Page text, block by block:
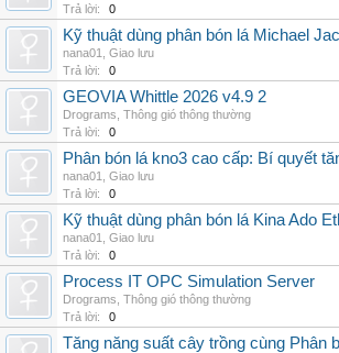
Trả lời:
0
Kỹ thuật dùng phân bón lá Michael
nana01
Giao lưu
Trả lời:
0
GEOVIA Whittle 2026 v4.9 2
Drograms Thông gió thông thường
Trả lời:
0
Phân bón lá kno3 cao cấp: Bí quyết
nana01
Giao lưu
Trả lời:
0
Kỹ thuật dùng phân bón lá Kina Ado
nana01
Giao lưu
Trả lời:
0
Process IT OPC Simulation Server
Drograms Thông gió thông thường
Trả lời:
0
Tăng năng suất cây trồng cùng Phân